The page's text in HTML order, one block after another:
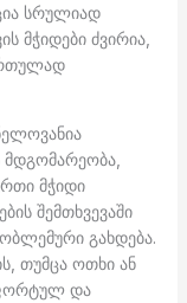
სრულიად
მჭიდები ძვირია,
მჭიდი
შემთხვევაში
გახდება.
თუმცა ოთხი ან
და